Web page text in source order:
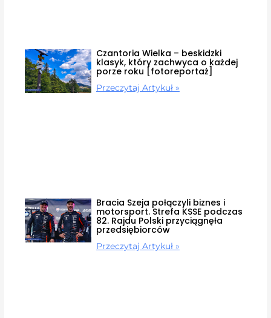
Czantoria Wielka – beskidzki
klasyk, który zachwyca o każdej
porze roku [fotoreportaż]
Przeczytaj Artykuł »
Bracia Szeja połączyli biznes i
motorsport. Strefa KSSE podczas
82. Rajdu Polski przyciągnęła
przedsiębiorców
Przeczytaj Artykuł »